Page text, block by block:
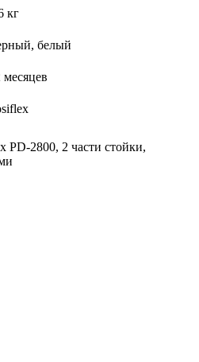
кг
белый
месяцев
PD-2800, 2 части стойки,